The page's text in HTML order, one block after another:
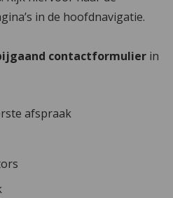
in de hoofdnavigatie.
contactformulierin
afspraak